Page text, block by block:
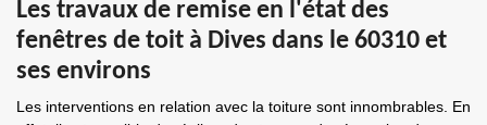
Les travaux de remise en l'état des
fenêtres de toit à Dives dans le 60310 et
ses environs
Les interventions en relation avec la toiture sont innombrables. En